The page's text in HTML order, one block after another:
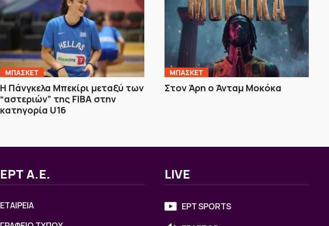
ΜΠΑΣΚΕΤ
H Πάνγκελα Μπεκίρι μεταξύ των
“αστεριών” της FIBA στην
κατηγορία U16
ΜΠΑΣΚΕΤ
Στον Άρη ο Άνταμ Μοκόκα
ΕΡΤ Α.Ε.
ΕΤΑΙΡΕΙΑ
LIVE
ΕΡΤ SPORTS